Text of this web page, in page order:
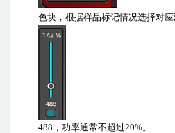
色块，根据样品标记情况选择对
488 ，功率通常不超过20%。